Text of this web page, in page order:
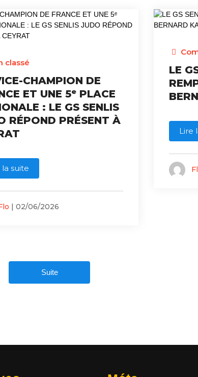
classé
CHAMPION DE
ET UNE 5ᵉ PLACE
: LE GS SENLIS
RÉPOND PRÉSENT À
la suite
| 02/06/2026
LE
Lire
Suite